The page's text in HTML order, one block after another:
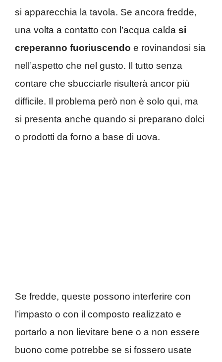
si apparecchia la tavola. Se ancora fredde,
una volta a contatto con l’acqua calda si
creperanno fuoriuscendo e rovinandosi sia
nell’aspetto che nel gusto. Il tutto senza
contare che sbucciarle risulterà ancor più
difficile. Il problema però non è solo qui, ma
si presenta anche quando si preparano dolci
o prodotti da forno a base di uova.
Se fredde, queste possono interferire con
l’impasto o con il composto realizzato e
portarlo a non lievitare bene o a non essere
buono come potrebbe se si fossero usate